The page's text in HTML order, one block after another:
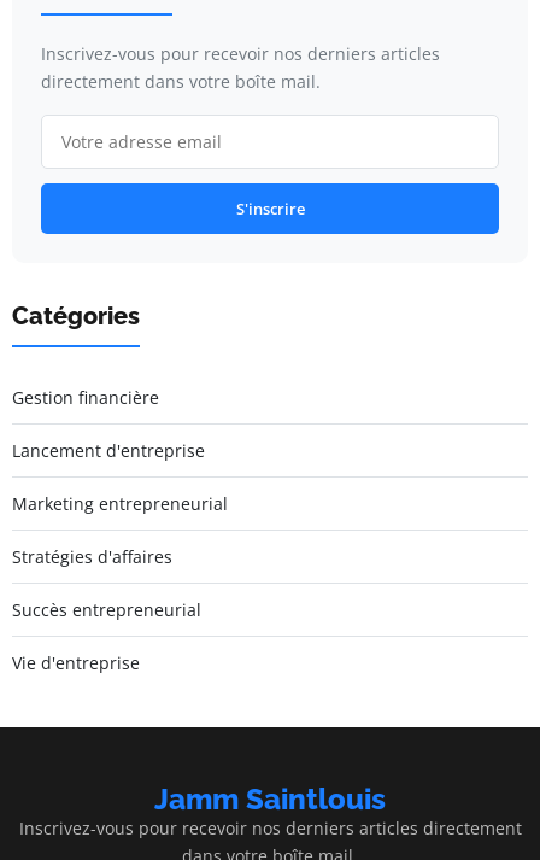
Inscrivez-vous pour recevoir nos derniers articles
directement dans votre boîte mail.
S'inscrire
Catégories
Gestion financière
Lancement d'entreprise
Marketing entrepreneurial
Stratégies d'affaires
Succès entrepreneurial
Vie d'entreprise
Jamm Saintlouis
Inscrivez-vous pour recevoir nos derniers articles directement